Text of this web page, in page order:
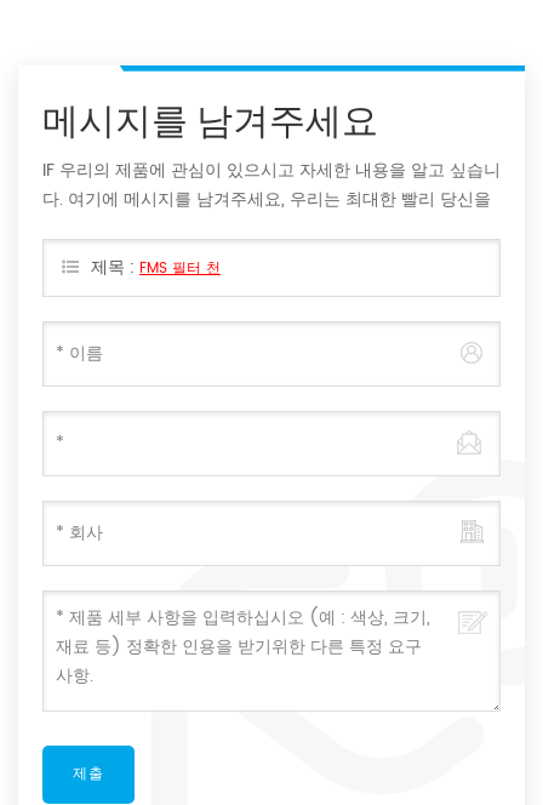
메시지를 남겨주세요
IF 우리의 제품에 관심이 있으시고 자세한 내용을 알고 싶습니
다. 여기에 메시지를 남겨주세요, 우리는 최대한 빨리 당신을
제목 : FMS 필터 천